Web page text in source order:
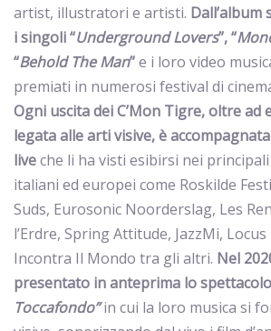
artist, illustratori e artisti.
i singoli “Underground Lovers”, “
“Behold The Man”e i loro video
premiati in numerosi festival di
Ogni uscita dei C’Mon Tigre, oltre
legata alle arti visive, è
liveche li ha visti esibirsi nei
italiani ed europei come Roskilde
Suds, Eurosonic Noorderslag, Les
l’Erdre, Spring Attitude, JazzMi, Locus
Incontra Il Mondo tra gli altri. Nel
presentato in anteprima lo spettacolo
Toccafondo”in cui la loro musica si